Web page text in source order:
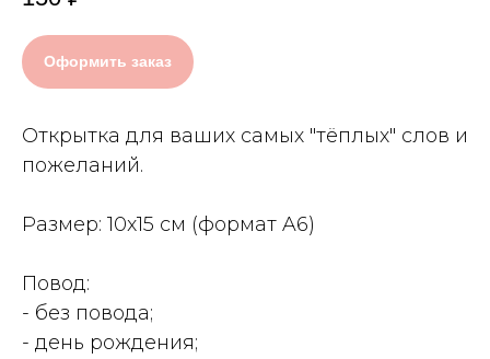
Оформить заказ
Открытка для ваших самых "тёплых" слов и
пожеланий.
Размер: 10x15 см (формат A6)
Повод:
- без повода;
- день рождения;